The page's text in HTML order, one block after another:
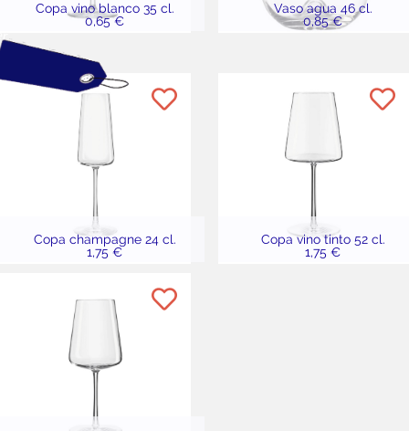
Copa vino blanco 35 cl.
0,65 €
Vaso agua 46 cl.
0,85 €
Copa champagne 24 cl.
1,75 €
Copa vino tinto 52 cl.
1,75 €